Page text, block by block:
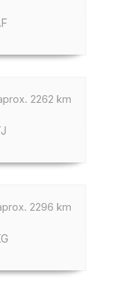
2262 km
2296 km